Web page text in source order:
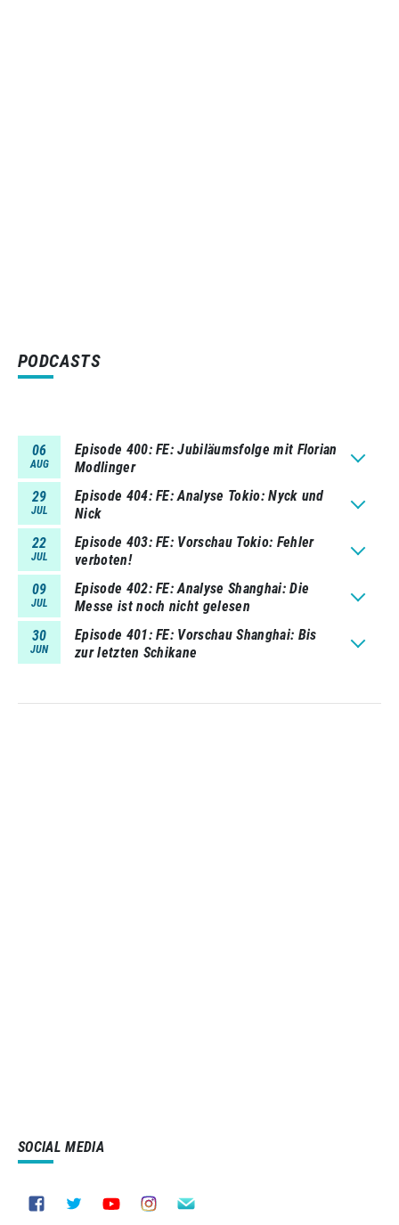
PODCASTS
06
AUG
Episode 400 FE: Jubiläumsfolge mit Florian
Modlinger
29
JUL
Episode 404 FE: Analyse Tokio: Nyck und
Nick
22
JUL
Episode 403 FE: Vorschau Tokio: Fehler
verboten!
09
JUL
Episode 402 FE: Analyse Shanghai: Die
Messe ist noch nicht gelesen
30
JUN
Episode 401 FE: Vorschau Shanghai: Bis
zur letzten Schikane
SOCIAL MEDIA